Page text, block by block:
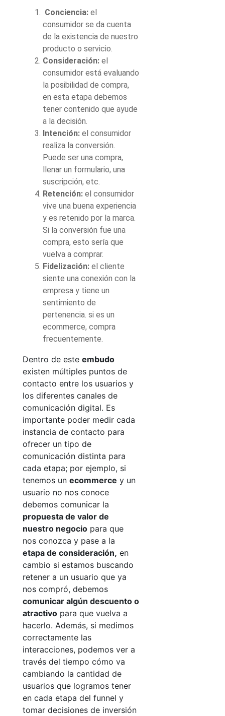
Conciencia: el
consumidor se da cuenta
de la existencia de nuestro
producto o servicio.
Consideración: el
consumidor está evaluando
la posibilidad de compra,
en esta etapa debemos
tener contenido que ayude
a la decisión.
Intención: el consumidor
realiza la conversión.
Puede ser una compra,
llenar un formulario, una
suscripción, etc.
Retención: el consumidor
vive una buena experiencia
y es retenido por la marca.
Si la conversión fue una
compra, esto sería que
vuelva a comprar.
Fidelización: el cliente
siente una conexión con la
empresa y tiene un
sentimiento de
pertenencia. si es un
ecommerce, compra
frecuentemente.
Dentro de este embudo
existen múltiples puntos de
contacto entre los usuarios y
los diferentes canales de
comunicación digital. Es
importante poder medir cada
instancia de contacto para
ofrecer un tipo de
comunicación distinta para
cada etapa; por ejemplo, si
tenemos un ecommerce y un
usuario no nos conoce
debemos comunicar la
propuesta de valor de
nuestro negocio para que
nos conozca y pase a la
etapa de consideración, en
cambio si estamos buscando
retener a un usuario que ya
nos compró, debemos
comunicar algún descuento o
atractivo para que vuelva a
hacerlo. Además, si medimos
correctamente las
interacciones, podemos ver a
través del tiempo cómo va
cambiando la cantidad de
usuarios que logramos tener
en cada etapa del funnel y
tomar decisiones de inversión